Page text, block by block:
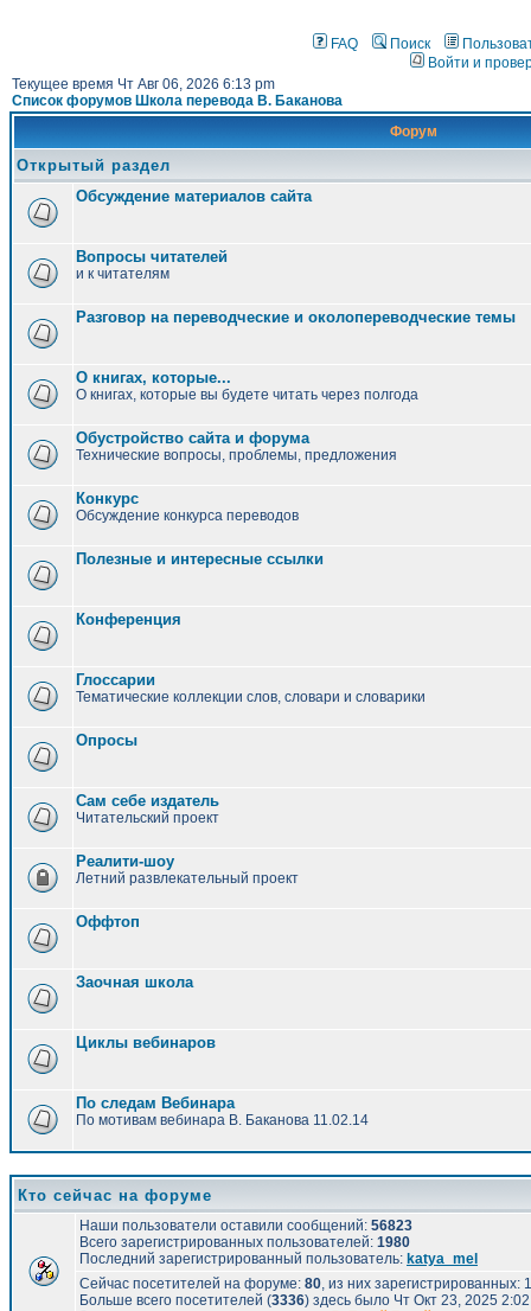
FAQ Поиск
Войти и
Текущее время Чт Авг 06, 2026 6:13 pm
Список форумов Школа перевода В. Баканова
Форум
Открытый раздел
Обсуждение материалов сайта
Вопросы читателей
и к читателям
Разговор на переводческие и околопереводческие темы
О книгах, которые...
О книгах, которые вы будете читать через полгода
Обустройство сайта и форума
Технические вопросы, проблемы, предложения
Конкурс
Обсуждение конкурса переводов
Полезные и интересные ссылки
Конференция
Глоссарии
Тематические коллекции слов, словари и словарики
Опросы
Сам себе издатель
Читательский проект
Реалити-шоу
Летний развлекательный проект
Оффтоп
Заочная школа
Циклы вебинаров
По следам Вебинара
По мотивам вебинара В. Баканова 11.02.14
Кто сейчас на форуме
Наши пользователи оставили сообщений: 56823
Всего зарегистрированных пользователей: 1980
Последний зарегистрированный пользователь: katya_mel
Сейчас посетителей на форуме: 80, из них
Больше всего посетителей (3336) здесь было Чт Окт 23, 2025